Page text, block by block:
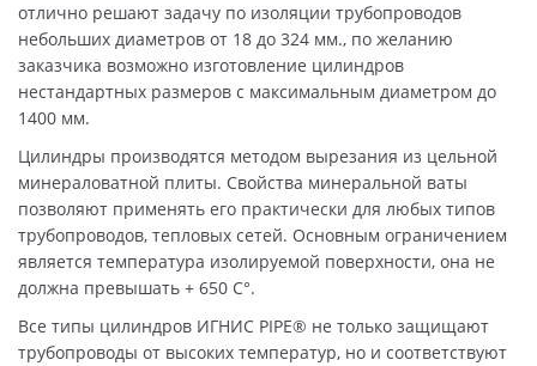
отлично решают задачу по изоляции трубопроводов
небольших диаметров от 18 до 324 мм., по желанию
заказчика возможно изготовление цилиндров
нестандартных размеров с максимальным диаметром до
1400 мм.
Цилиндры производятся методом вырезания из цельной
минераловатной плиты. Свойства минеральной ваты
позволяют применять его практически для любых типов
трубопроводов, тепловых сетей. Основным ограничением
является температура изолируемой поверхности, она не
должна превышать + 650 C°.
Все типы цилиндров ИГНИС PIPE® не только защищают
трубопроводы от высоких температур, но и соответствуют